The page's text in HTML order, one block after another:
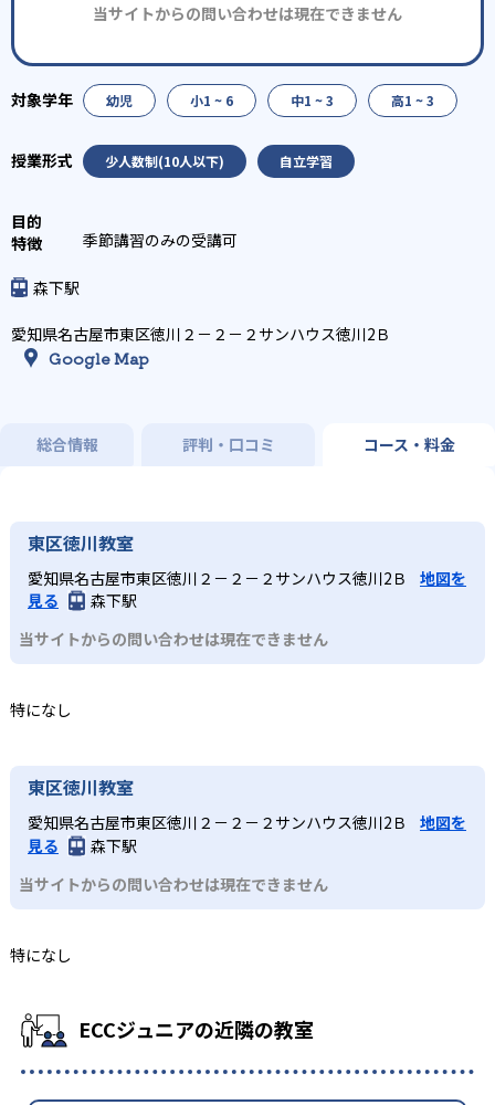
当サイトからの問い合わせは現在できません
幼児 小1 ~ 6 中1 ~ 3 高1 ~ 3
少人数制(10人以下) 自立学習
季節講習のみの受講可
森下駅
愛知県名古屋市東区徳川２－２－２サンハウス徳川2Ｂ
Google Map
総合情報 評判・口コミ コース・料金
東区徳川教室
愛知県名古屋市東区徳川２－２－２サンハウス徳川2Ｂ
地図を
見る
森下駅
当サイトからの問い合わせは現在できません
特になし
東区徳川教室
愛知県名古屋市東区徳川２－２－２サンハウス徳川2Ｂ
地図を
見る
森下駅
当サイトからの問い合わせは現在できません
特になし
ECCジュニアの近隣の教室